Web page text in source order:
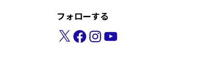
フォローする
X Facebook
Instagram
YouTube